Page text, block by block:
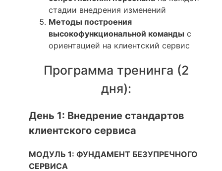
стадии внедрения изменений
Методы построения
высокофункциональной команды с
ориентацией на клиентский сервис
Программа тренинга (2
дня):
День 1: Внедрение стандартов
клиентского сервиса
МОДУЛЬ 1: ФУНДАМЕНТ БЕЗУПРЕЧНОГО
СЕРВИСА